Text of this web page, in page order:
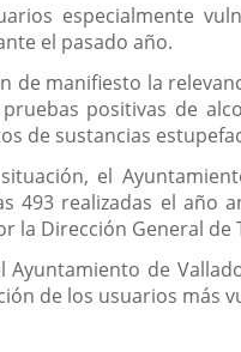
especialmente
el pasado año.
de manifiesto la
positivas de
de sustancias
el
493 realizadas el año
la Dirección General
Ayuntamiento de
de los usuarios más